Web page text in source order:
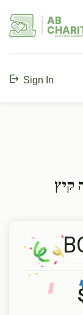
AB
powerd by
Sign In
קיץ